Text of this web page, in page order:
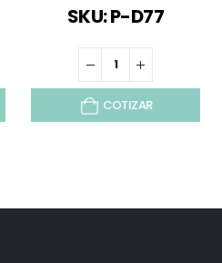
SKU: P-D77
COTIZAR